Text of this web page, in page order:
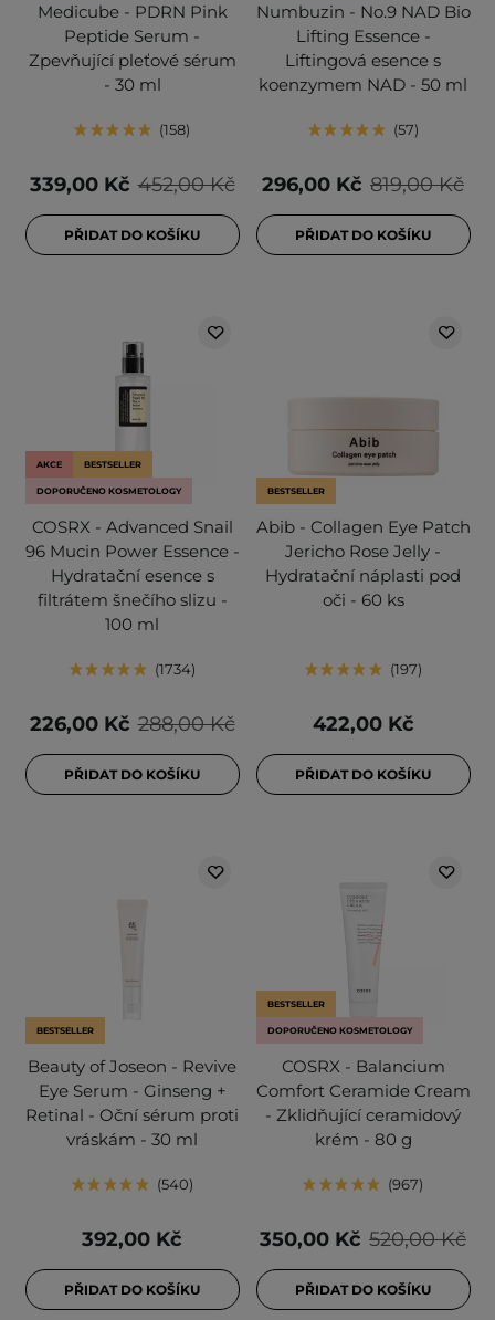
Medicube - PDRN Pink
Peptide Serum -
Zpevňující pleťové sérum
- 30 ml
158
452,00 Kč
339,00 Kč
PŘIDAT DO KOŠÍKU
Numbuzin - No.9 NAD Bio
Lifting Essence -
Liftingová esence s
koenzymem NAD - 50 ml
57
819,00 Kč
296,00 Kč
PŘIDAT DO KOŠÍKU
AKCE BESTSELLER
DOPORUČENO KOSMETOLOGY
COSRX - Advanced Snail
96 Mucin Power Essence -
Hydratační esence s
filtrátem šnečího slizu -
100 ml
1734
288,00 Kč
226,00 Kč
PŘIDAT DO KOŠÍKU
BESTSELLER
Abib - Collagen Eye Patch
Jericho Rose Jelly -
Hydratační náplasti pod
oči - 60 ks
197
422,00 Kč
PŘIDAT DO KOŠÍKU
BESTSELLER
Beauty of Joseon - Revive
Eye Serum - Ginseng +
Retinal - Oční sérum proti
vráskám - 30 ml
540
392,00 Kč
PŘIDAT DO KOŠÍKU
BESTSELLER
DOPORUČENO KOSMETOLOGY
COSRX - Balancium
Comfort Ceramide Cream
- Zklidňující ceramidový
krém - 80 g
967
520,00 Kč
350,00 Kč
PŘIDAT DO KOŠÍKU